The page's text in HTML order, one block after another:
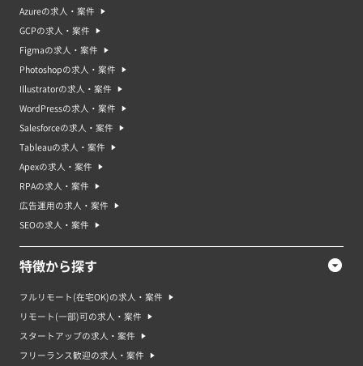
Azureの求人・案件
GCPの求人・案件
Figmaの求人・案件
Photoshopの求人・案件
Illustratorの求人・案件
WordPressの求人・案件
Salesforceの求人・案件
Tableauの求人・案件
Apexの求人・案件
RPAの求人・案件
広告運用の求人・案件
SEOの求人・案件
特徴から探す
フルリモート(在宅OK)の求人・案件
リモート(一部)可の求人・案件
スタートアップの求人・案件
フリーランス歓迎の求人・案件